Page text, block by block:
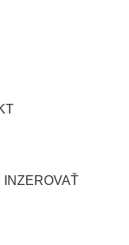
INZEROVAŤ